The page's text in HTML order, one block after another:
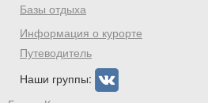
Базы отдыха
Информация о курорте
Путеводитель
Наши группы:
Скидка
Хочешь дешевле? Оставь
промокод на первое